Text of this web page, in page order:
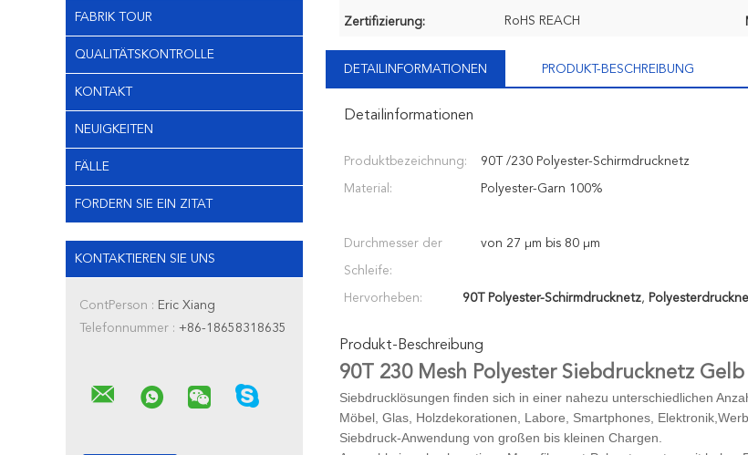
FABRIK TOUR
QUALITÄTSKONTROLLE
KONTAKT
NEUIGKEITEN
FÄLLE
FORDERN SIE EIN ZITAT
KONTAKTIEREN SIE UNS
ContPerson : Eric Xiang
Telefonnummer : +86-18658318635
Zertifizierung: RoHS REACH
DETAILINFORMATIONEN PRODUKT-BESCHREIBUNG
Detailinformationen
Produktbezeichnung: 90T /230 Polyester-Schirmdrucknetz
Material: Polyester-Garn 100%
Durchmesser der
Schleife:
von 27 μm bis 80 μm
Hervorheben: 90T Polyester-Schirmdrucknetz,
Produkt-Beschreibung
90T 230 Mesh Polyester Siebdrucknetz
Siebdrucklösungen finden sich in einer nahezu unterschiedlichen
Möbel, Glas, Holzdekorationen, Labore, Smartphones,
Siebdruck-Anwendung von großen bis kleinen Chargen.